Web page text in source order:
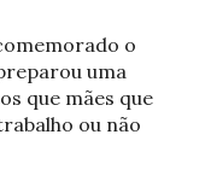
o
uma
que mães que
ou não